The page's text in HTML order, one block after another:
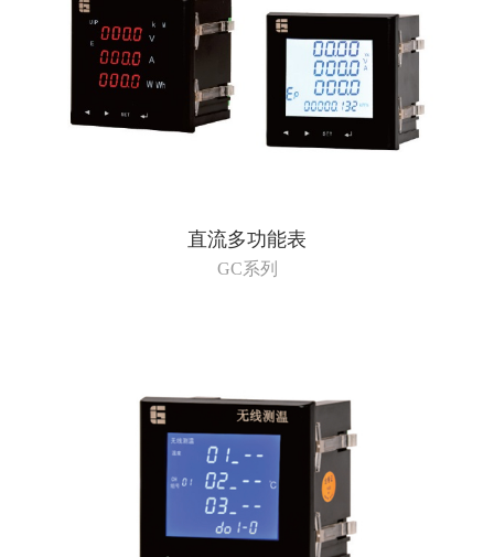
直流多功能表
GC系列